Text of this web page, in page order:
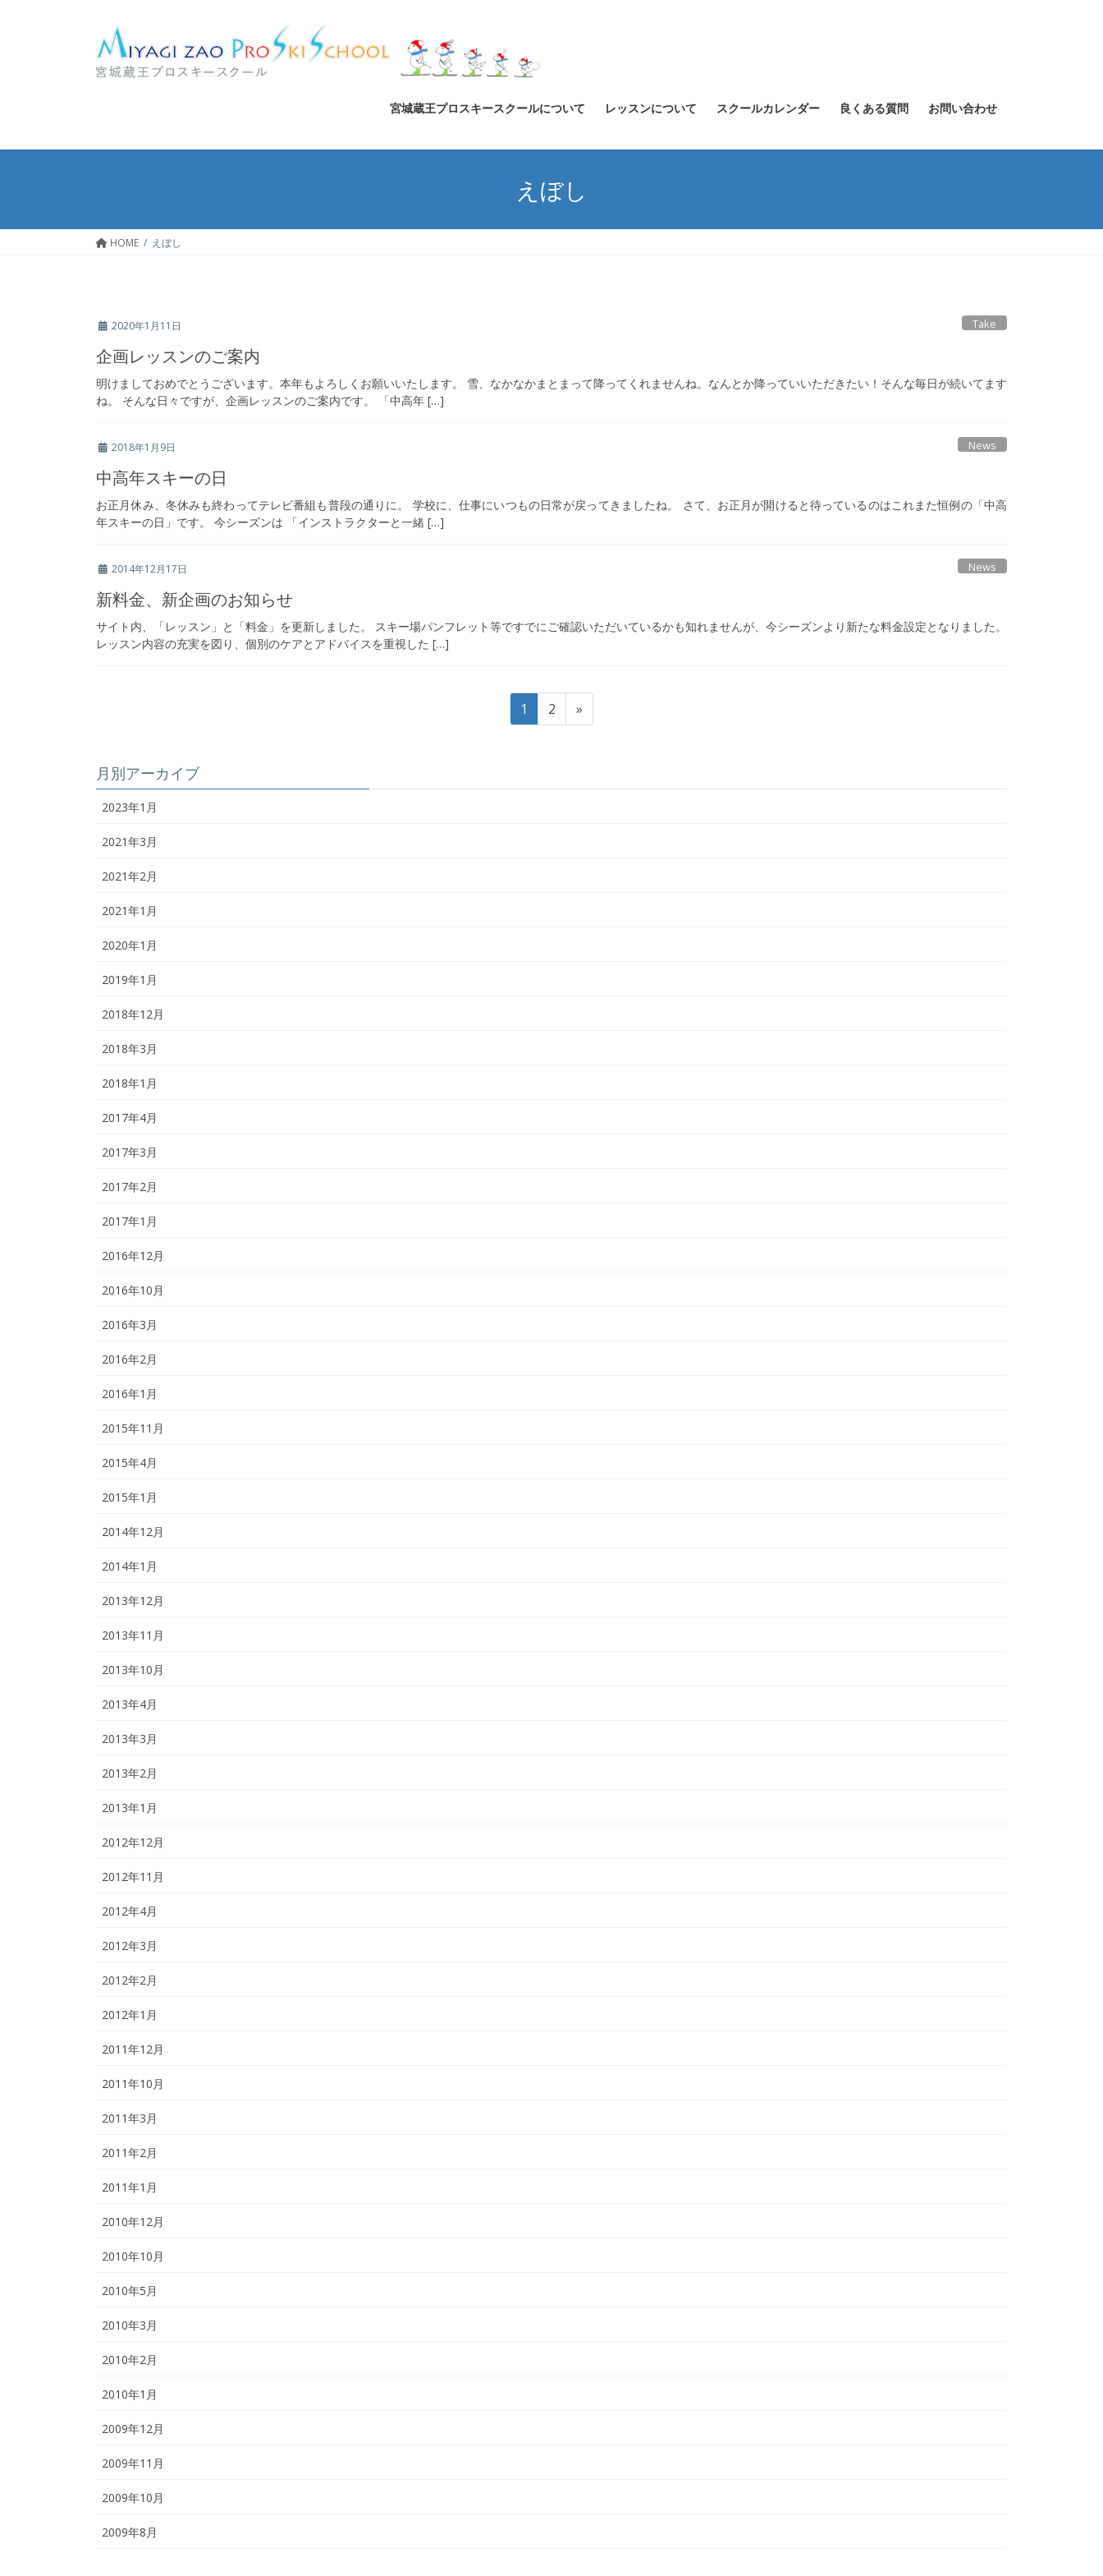
キ
に
宮城蔵王プロスキースクールについて レッスンについて スクールカレンダー 良くある質問 お問い合わせ
えぼし
HOME えぼし
2020年1月11日 Take
企画レッスンのご案内
明けましておめでとうございます。本年もよろしくお願いいたします。 雪、なかなかまとまって降ってくれませんね。なんとか降っていいただきたい！そんな毎日が続いてます
ね。 そんな日々ですが、企画レッスンのご案内です。 「中高年 […]
2018年1月9日 News
中高年スキーの日
お正月休み、冬休みも終わってテレビ番組も普段の通りに。 学校に、仕事にいつもの日常が戻ってきましたね。 さて、お正月が開けると待っているのはこれまた恒例の「中高
年スキーの日」です。 今シーズンは 「インストラクターと一緒 […]
2014年12月17日 News
新料金、新企画のお知らせ
サイト内、「レッスン」と「料金」を更新しました。 スキー場パンフレット等ですでにご確認いただいているかも知れませんが、今シーズンより新たな料金設定となりました。
レッスン内容の充実を図り、個別のケアとアドバイスを重視した […]
ナ
ビ
ゲ
ー
シ
ン
固
定
ジ
1
固
定
ジ
2 »
月別アーカイブ
2023年1月
2021年3月
2021年2月
2021年1月
2020年1月
2019年1月
2018年12月
2018年3月
2018年1月
2017年4月
2017年3月
2017年2月
2017年1月
2016年12月
2016年10月
2016年3月
2016年2月
2016年1月
2015年11月
2015年4月
2015年1月
2014年12月
2014年1月
2013年12月
2013年11月
2013年10月
2013年4月
2013年3月
2013年2月
2013年1月
2012年12月
2012年11月
2012年4月
2012年3月
2012年2月
2012年1月
2011年12月
2011年10月
2011年3月
2011年2月
2011年1月
2010年12月
2010年10月
2010年5月
2010年3月
2010年2月
2010年1月
2009年12月
2009年11月
2009年10月
2009年8月